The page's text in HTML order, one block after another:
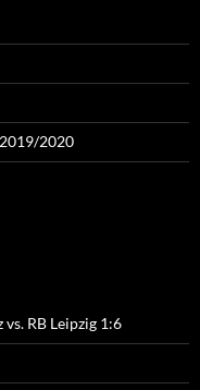
2020
RB Leipzig 1:6